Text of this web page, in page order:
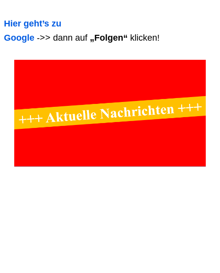
Hier geht’s zu
Google ->> dann auf „Folgen“ klicken!